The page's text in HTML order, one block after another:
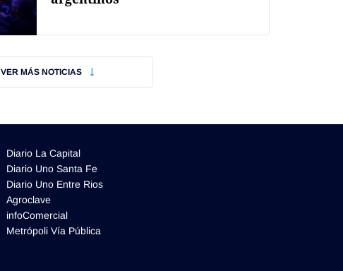
VER MÁS NOTICIAS
Diario La Capital
Diario Uno Santa Fe
Diario Uno Entre Rios
Agroclave
infoComercial
Metrópoli Vía Pública